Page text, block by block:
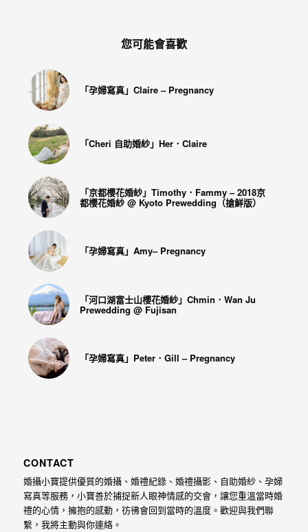
您可能會喜歡
「孕婦寫真」Claire – Pregnancy
「Cheri 自助婚紗」Her．Claire
「京都櫻花婚紗」Timothy．Fammy – 2018京
都櫻花婚紗 @ Kyoto Prewedding（搶鮮版）
「孕婦寫真」Amy– Pregnancy
「河口湖富士山櫻花婚紗」Chmin．Wan Ju
Prewedding @ Fujisan
「孕婦寫真」Peter．Gill – Pregnancy
CONTACT
婚攝小寶提供優質的婚攝、婚禮紀錄、婚禮攝影、自助婚紗、孕婦
寫真等服務，小寶善於捕捉新人眼神情感的交會，讓您重溫當時婚
禮的心情，擁抱的感動，彷彿會回到當時的溫度。歡迎與我們聯
繫，我將主動與你連絡。